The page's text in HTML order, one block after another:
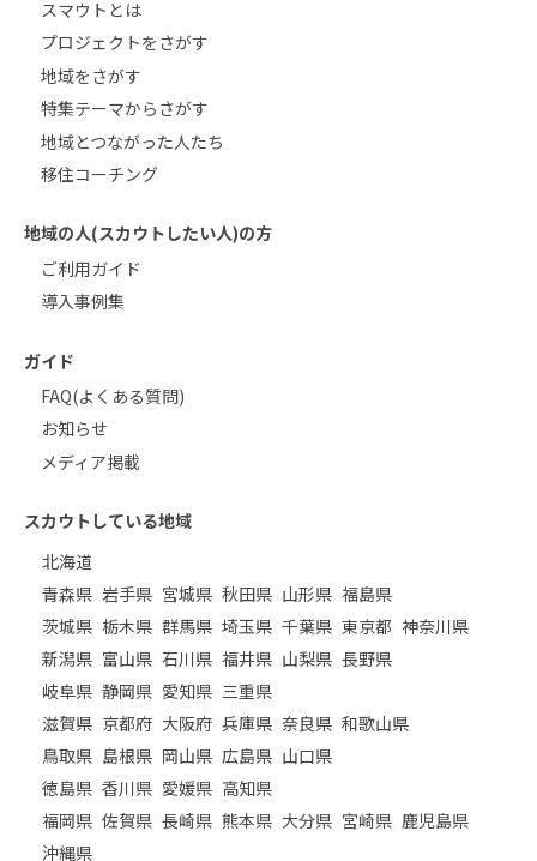
スマウトとは
プロジェクトをさがす
地域をさがす
特集テーマからさがす
地域とつながった人たち
移住コーチング
地域の人(スカウトしたい人)の方
ご利用ガイド
導入事例集
ガイド
FAQ(よくある質問)
お知らせ
メディア掲載
スカウトしている地域
北海道
青森県 岩手県 宮城県 秋田県 山形県 福島県
茨城県 栃木県 群馬県 埼玉県 千葉県 東京都 神奈川県
新潟県 富山県 石川県 福井県 山梨県 長野県
岐阜県 静岡県 愛知県 三重県
滋賀県 京都府 大阪府 兵庫県 奈良県 和歌山県
鳥取県 島根県 岡山県 広島県 山口県
徳島県 香川県 愛媛県 高知県
福岡県 佐賀県 長崎県 熊本県 大分県 宮崎県 鹿児島県
沖縄県